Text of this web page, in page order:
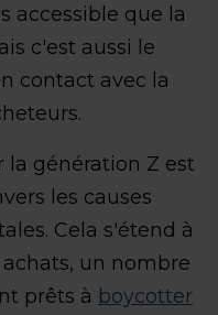
accessible que la
c'est aussi le
contact avec la
génération Z est
les causes
Cela s'étend à
un nombre
prêts à boycotter